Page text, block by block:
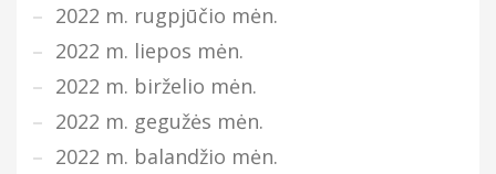
2022 m. rugpjūčio mėn.
2022 m. liepos mėn.
2022 m. birželio mėn.
2022 m. gegužės mėn.
2022 m. balandžio mėn.